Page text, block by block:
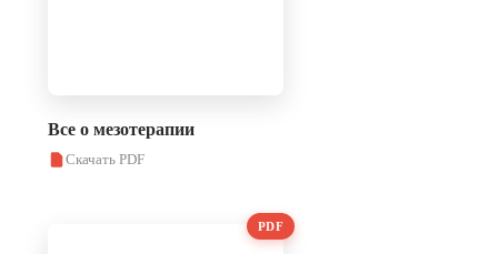
Все о мезотерапии
Скачать PDF
PDF